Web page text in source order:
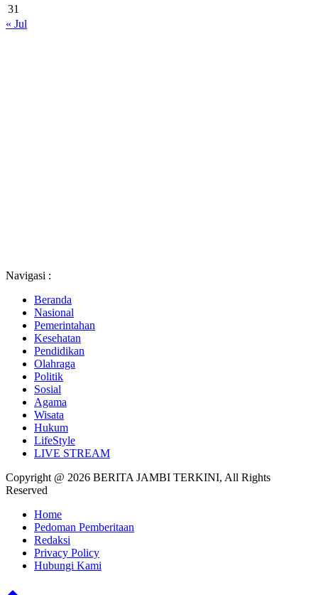
31
« Jul
Navigasi :
Beranda
Nasional
Pemerintahan
Kesehatan
Pendidikan
Olahraga
Politik
Sosial
Agama
Wisata
Hukum
LifeStyle
LIVE STREAM
Copyright @ 2026 BERITA JAMBI TERKINI, All Rights
Reserved
Home
Pedoman Pemberitaan
Redaksi
Privacy Policy
Hubungi Kami